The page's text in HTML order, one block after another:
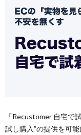
「Recustomer 自宅で
試し購入”の提供を可